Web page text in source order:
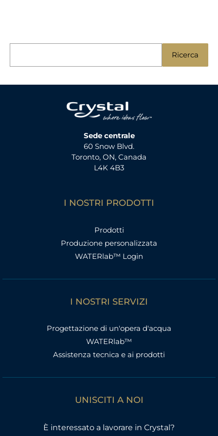
Ricerca
Sede centrale
60 Snow Blvd.
Toronto, ON, Canada
L4K 4B3
I NOSTRI PRODOTTI
Prodotti
Produzione personalizzata
WATERlab™ Login
I NOSTRI SERVIZI
Progettazione di un'opera d'acqua
WATERlab™
Assistenza tecnica e ai prodotti
UNISCITI A NOI
È interessato a lavorare in Crystal?